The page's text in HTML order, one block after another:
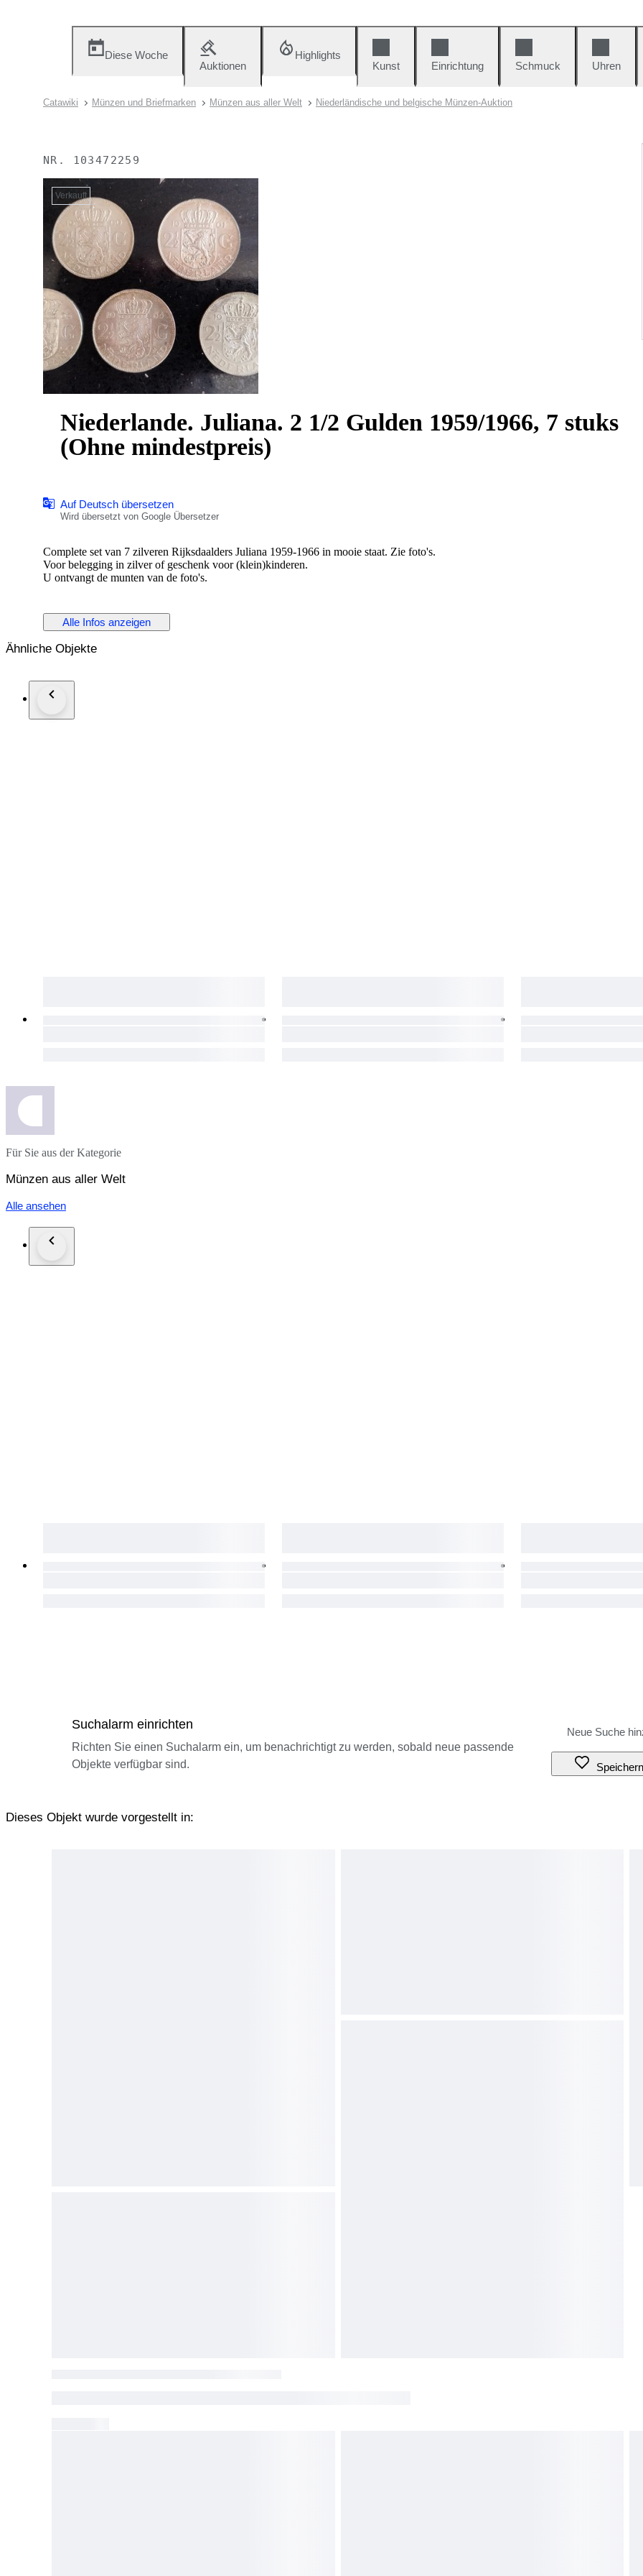
Diese Woche
Auktionen
Highlights
Kunst
Einrichtung Schmuck Uhren
Catawiki Münzen und Briefmarken Münzen aus aller Welt Niederländische und belgische Münzen-Auktion
NR. 103472259
Verkauft
Niederlande. Juliana. 2 1/2 Gulden 1959/1966, 7 stuks
(Ohne mindestpreis)
Auf Deutsch übersetzen
Wird übersetzt von Google Übersetzer
Complete set van 7 zilveren Rijksdaalders Juliana 1959-1966 in mooie staat. Zie foto's.
Voor belegging in zilver of geschenk voor (klein)kinderen.
U ontvangt de munten van de foto's.
Alle Infos anzeigen
Ähnliche Objekte
Für Sie aus der Kategorie
Münzen aus aller Welt
Alle ansehen
Suchalarm einrichten
Richten Sie einen Suchalarm ein, um benachrichtigt zu werden, sobald neue passende
Objekte verfügbar sind.
Speichern
Dieses Objekt wurde vorgestellt in: